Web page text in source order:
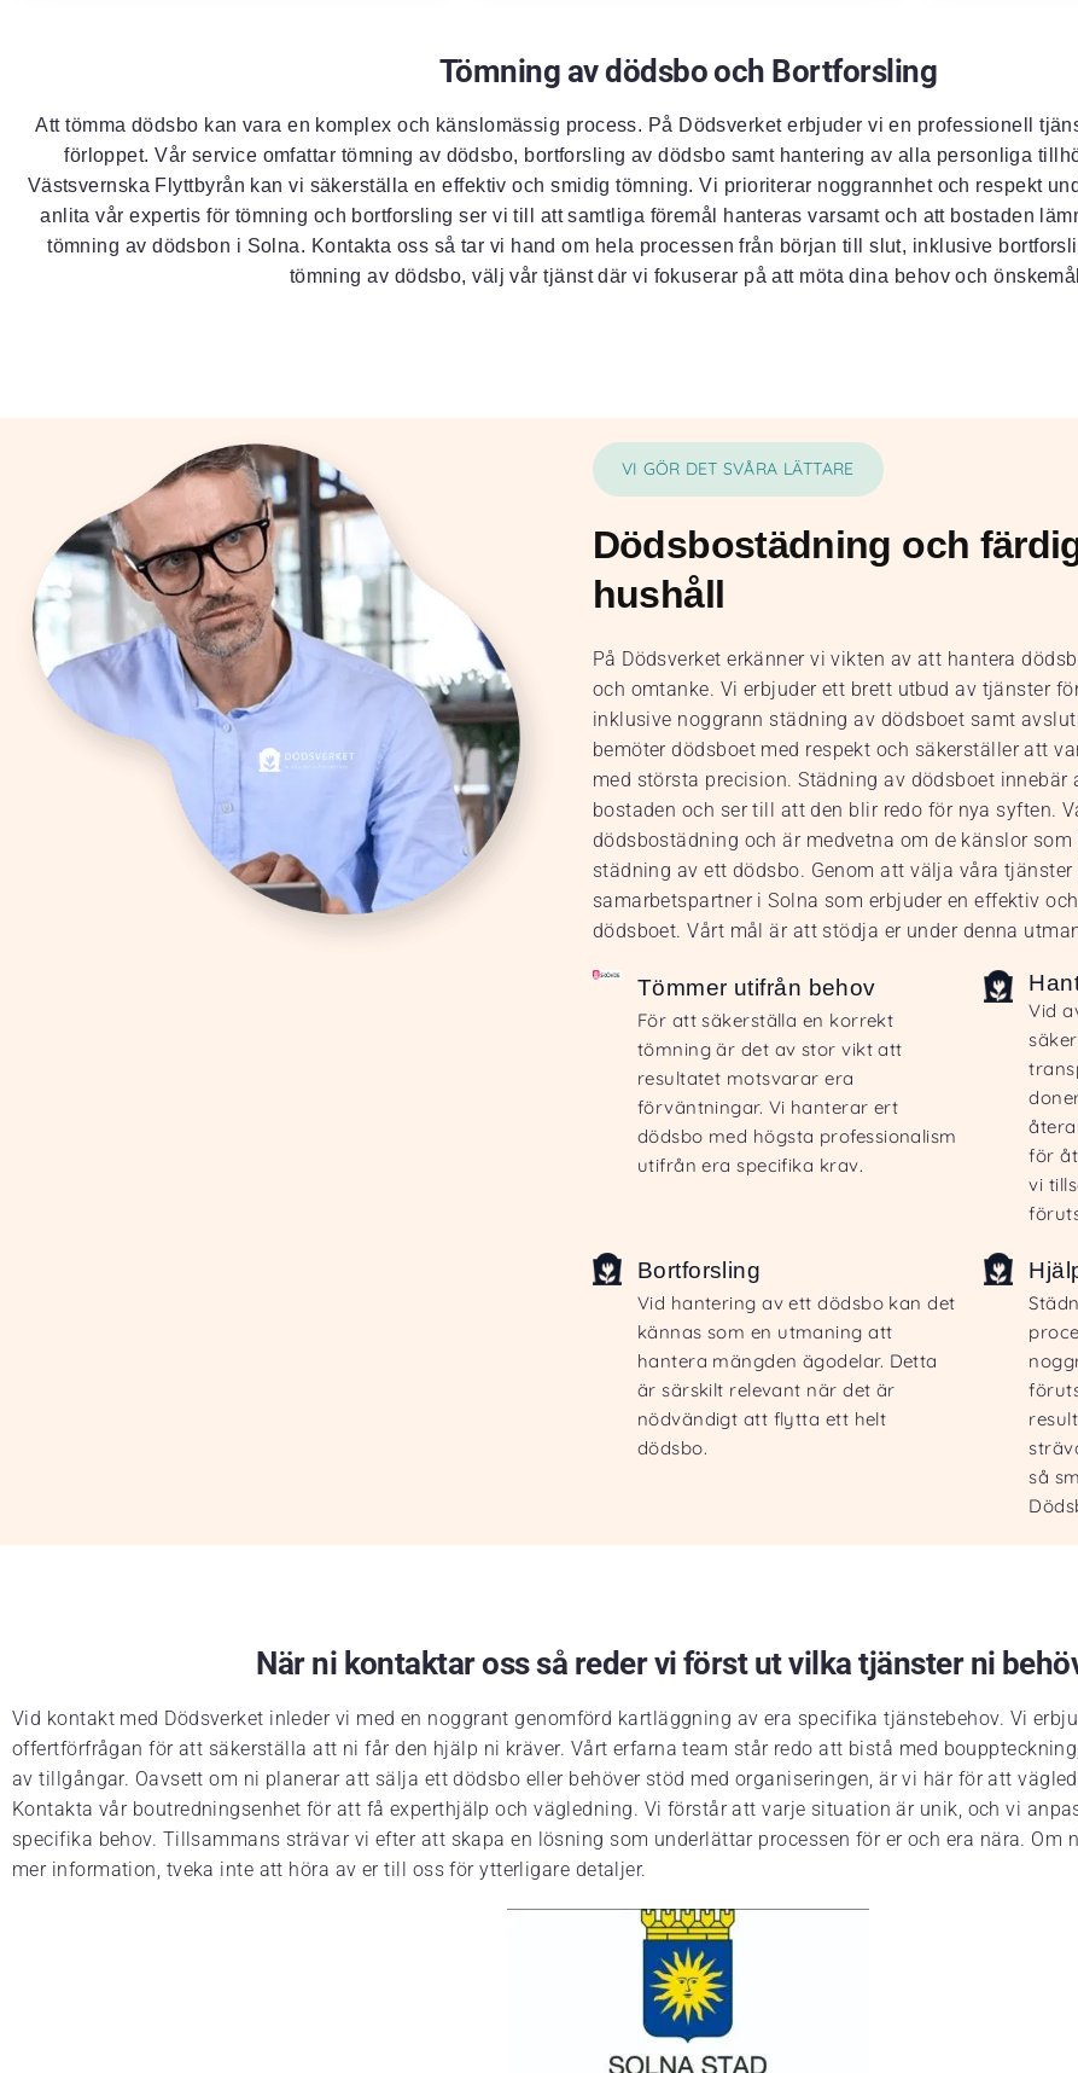
Tömning av dödsbo och Bortforsling
Att tömma dödsbo kan vara en komplex och känslomässig process. På Dödsverket erbjuder vi en professionell
förloppet. Vår service omfattar tömning av dödsbo, bortforsling av dödsbo samt hantering av alla personliga
Västsvernska Flyttbyrån kan vi säkerställa en effektiv och smidig tömning. Vi prioriterar noggrannhet och respekt
anlita vår expertis för tömning och bortforsling ser vi till att samtliga föremål hanteras varsamt och att bostaden
tömning av dödsbon i Solna. Kontakta oss så tar vi hand om hela processen från början till slut, inklusive
tömning av dödsbo, välj vår tjänst där vi fokuserar på att möta dina behov och
VI GÖR DET SVÅRA LÄTTARE
Dödsbostädning och
hushåll
På Dödsverket erkänner vi vikten av att hantera
och omtanke. Vi erbjuder ett brett utbud av tjänster
inklusive noggrann städning av dödsboet samt
bemöter dödsboet med respekt och säkerställer att
med största precision. Städning av dödsboet
bostaden och ser till att den blir redo för nya syften.
dödsbostädning och är medvetna om de känslor
städning av ett dödsbo. Genom att välja våra
samarbetspartner i Solna som erbjuder en effektiv
dödsboet. Vårt mål är att stödja er under denna
Tömmer utifrån behov
För att säkerställa en korrekt
tömning är det av stor vikt att
resultatet motsvarar era
förväntningar. Vi hanterar ert
dödsbo med högsta professionalism
utifrån era specifika krav.
Vid
för
vi
Bortforsling
Vid hantering av ett dödsbo kan det
kännas som en utmaning att
hantera mängden ägodelar. Detta
är särskilt relevant när det är
nödvändigt att flytta ett helt
dödsbo.
så
När ni kontaktar oss så reder vi först ut vilka tjänster ni
Vid kontakt med Dödsverket inleder vi med en noggrant genomförd kartläggning av era specifika tjänstebehov. Vi
offertförfrågan för att säkerställa att ni får den hjälp ni kräver. Vårt erfarna team står redo att bistå med
av tillgångar. Oavsett om ni planerar att sälja ett dödsbo eller behöver stöd med organiseringen, är vi här för att
Kontakta vår boutredningsenhet för att få experthjälp och vägledning. Vi förstår att varje situation är unik, och vi
specifika behov. Tillsammans strävar vi efter att skapa en lösning som underlättar processen för er och era nära. Om
mer information, tveka inte att höra av er till oss för ytterligare detaljer.